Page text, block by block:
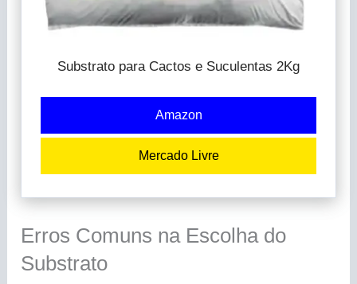
Substrato para Cactos e Suculentas 2Kg
Amazon
Mercado Livre
Erros Comuns na Escolha do
Substrato